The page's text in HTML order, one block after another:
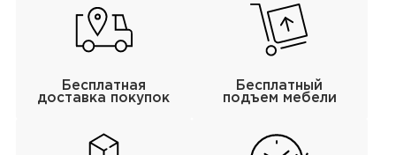
Бесплатная
доставка покупок
Бесплатный
подъем мебели